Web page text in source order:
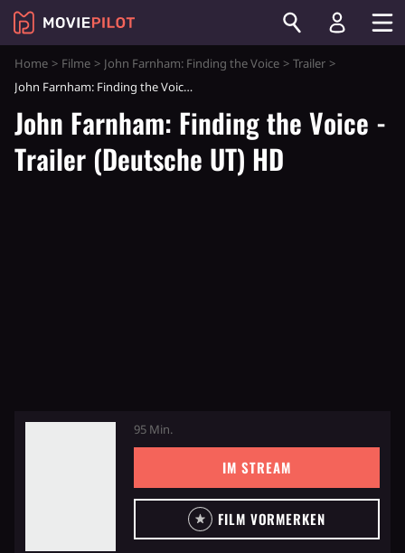
Home Filme John Farnham: Finding the Voice
Trailer
John Farnham: Finding the Voice - Trailer (Deutsche UT) HD
John Farnham: Finding the Voice -
Trailer (Deutsche UT) HD
95 Min.
IM STREAM
FILM VORMERKEN